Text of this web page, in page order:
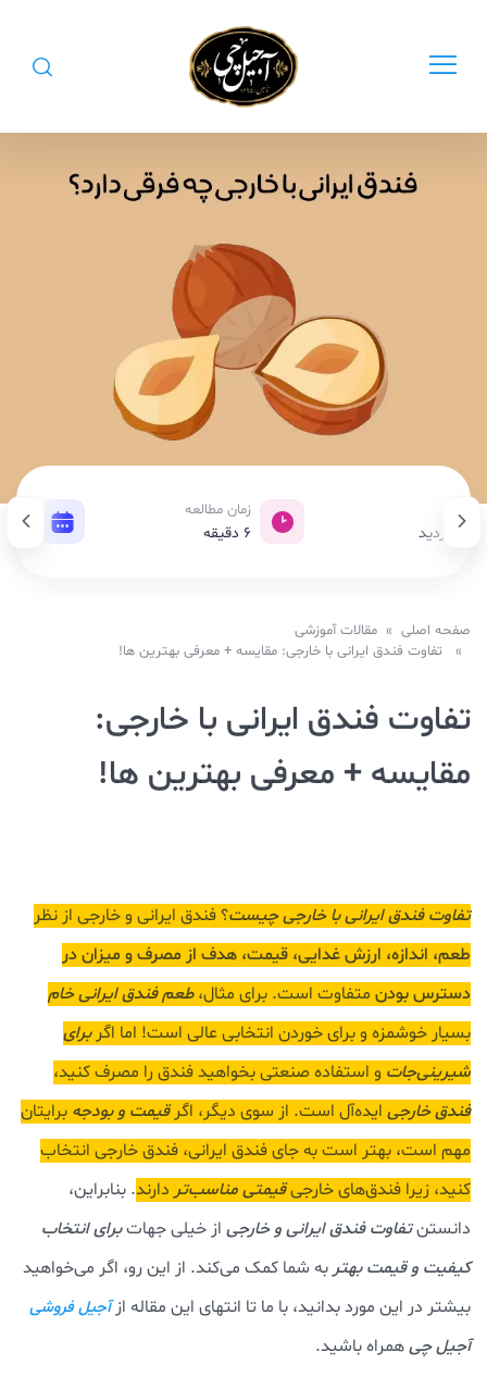
بازدید
362 بازدید
زمان مطالعه
6 دقیقه 30 اسفند 1403
صفحه اصلی » مقالات آموزشی
» تفاوت فندق ایرانی با خارجی: مقایسه + معرفی بهترین ها!
تفاوت فندق ایرانی با خارجی:
مقایسه + معرفی بهترین ها!
تفاوت فندق ایرانی با خارجی چیست؟ فندق ایرانی و خارجی از نظر
طعم، اندازه، ارزش غدایی، قیمت، هدف از مصرف و میزان در
دسترس بودن متفاوت است. برای مثال،طعم فندق ایرانی خام
بسیار خوشمزه و برای خوردن انتخابی عالی است! اما اگربرای
شیرینی‌جات و استفاده صنعتی بخواهید فندق را مصرف کنید،
فندق خارجی ایده‌آل است. از سوی دیگر، اگرقیمت و بودجه برایتان
مهم است، بهتر است به جای فندق ایرانی، فندق خارجی انتخاب
کنید، زیرا فندق‌های خارجیقیمتی مناسب‌تر دارند. بنابراین،
دانستنتفاوت فندق ایرانی و خارجی از خیلی جهاتبرای انتخاب
کیفیت و قیمت بهتر به شما کمک می‌کند. از این رو، اگر می‌خواهید
بیشتر در این مورد بدانید، با ما تا انتهای این مقاله ازآجیل فروشی
آجیل چیهمراه باشید.